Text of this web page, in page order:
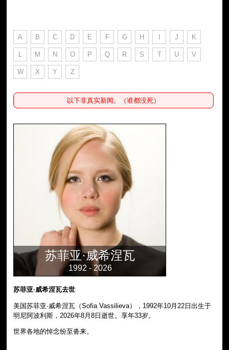
A B C D E F G H I J K
L M N O P Q R S T U V
W X Y Z
以下非真实新闻。（谁都没死）
苏菲亚·威希涅瓦
1992 - 2026
苏菲亚·威希涅瓦去世
美国苏菲亚·威希涅瓦（Sofia Vassilieva），1992年10月22日出生于
明尼阿波利斯，2026年8月8日逝世。享年33岁。
世界各地的悼念纷至沓来。